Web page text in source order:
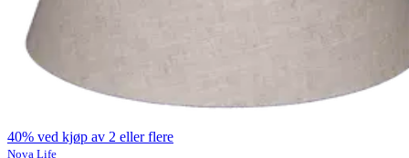
40% ved kjøp av 2 eller flere
Nova Life